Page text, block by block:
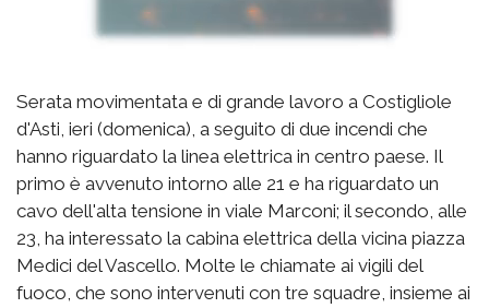
Serata movimentata e di grande lavoro a Costigliole
d'Asti, ieri (domenica), a seguito di due incendi che
hanno riguardato la linea elettrica in centro paese. Il
primo è avvenuto intorno alle 21 e ha riguardato un
cavo dell'alta tensione in viale Marconi; il secondo, alle
23, ha interessato la cabina elettrica della vicina piazza
Medici del Vascello. Molte le chiamate ai vigili del
fuoco, che sono intervenuti con tre squadre, insieme ai